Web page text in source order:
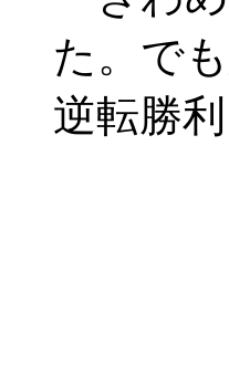
た。で
逆転勝